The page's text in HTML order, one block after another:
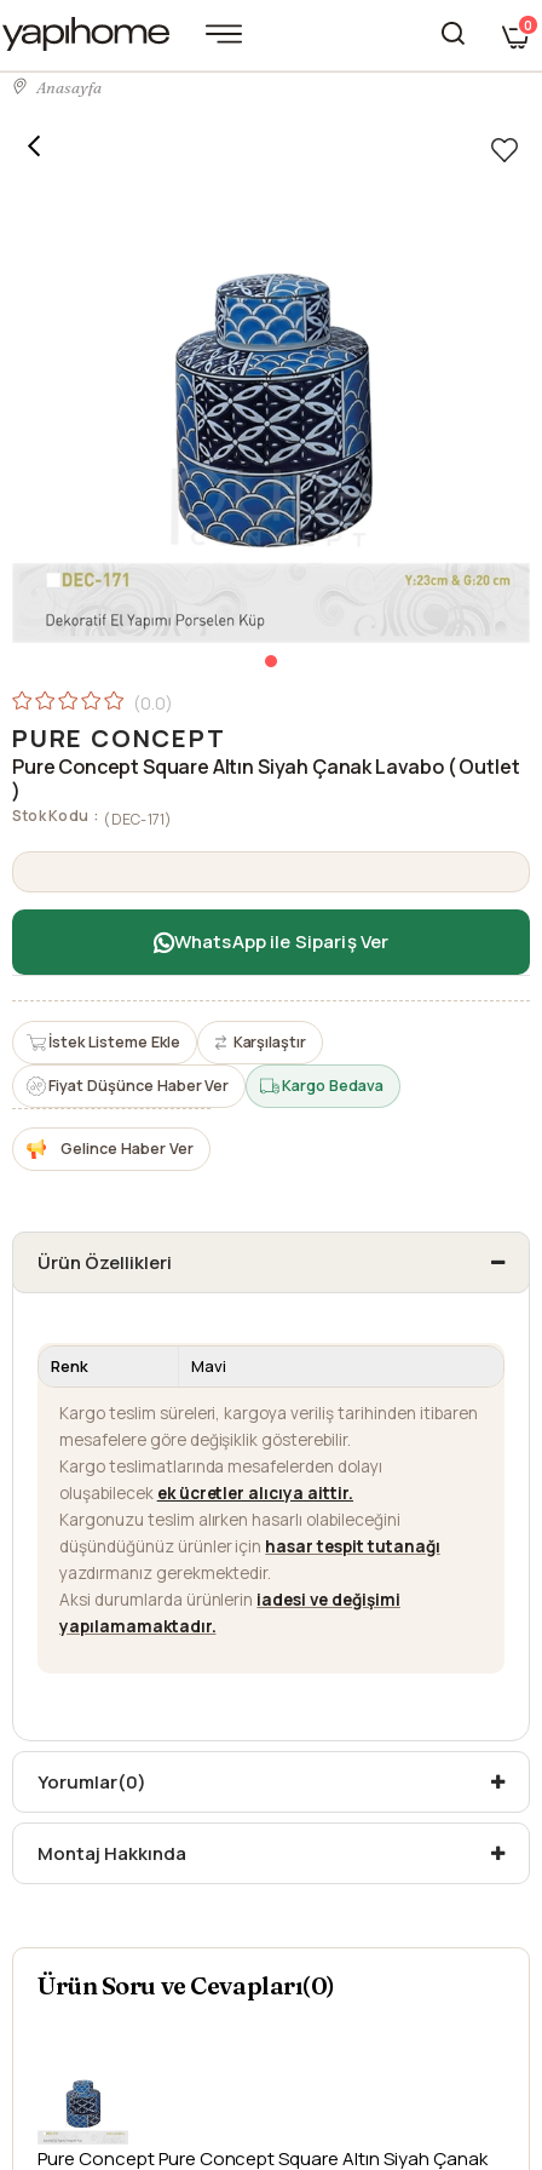
0
Anasayfa
0.0
PURE CONCEPT
Pure Concept Square Altın Siyah Çanak Lavabo ( Outlet
)
Stok Kodu (DEC-171)
WhatsApp ile Sipariş Ver
İstek Listeme Ekle Karşılaştır
Fiyat Düşünce Haber Ver Kargo Bedava
Gelince Haber Ver
Ürün Özellikleri
Renk Mavi
Kargo teslim süreleri, kargoya veriliş tarihinden itibaren
mesafelere göre değişiklik gösterebilir.
Kargo teslimatlarında mesafelerden dolayı
oluşabilecek ek ücretler alıcıya aittir.
Kargonuzu teslim alırken hasarlı olabileceğini
düşündüğünüz ürünler için hasar tespit tutanağı
yazdırmanız gerekmektedir.
Aksi durumlarda ürünlerin iadesi ve değişimi
yapılamamaktadır.
Yorumlar(0)
Montaj Hakkında
Ürün Soru ve Cevapları(0)
Pure ConceptPure Concept Square Altın Siyah Çanak